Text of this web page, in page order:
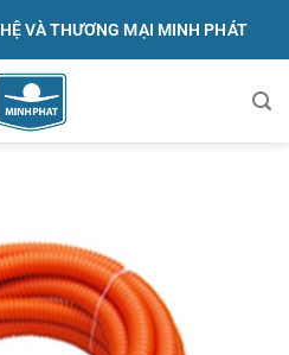
VÀ THƯƠNG MẠI MINH PHÁT